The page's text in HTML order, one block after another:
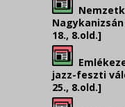
18., 8.old.]
jazz-feszti
25., 8.old.]